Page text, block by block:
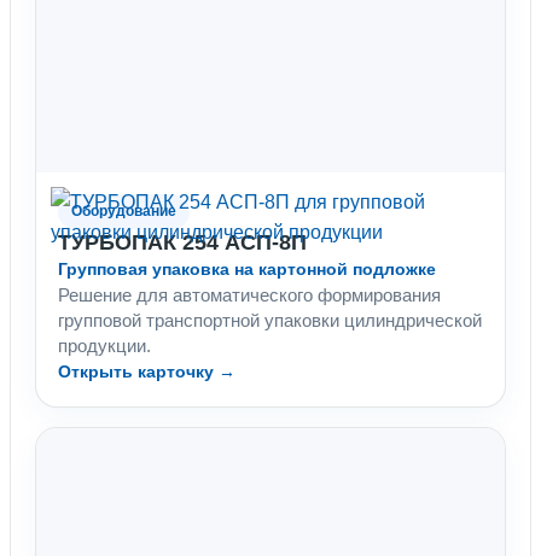
Оборудование
ТУРБОПАК 254 АСП-8П
Групповая упаковка на картонной подложке
Решение для автоматического формирования
групповой транспортной упаковки цилиндрической
продукции.
Открыть карточку →